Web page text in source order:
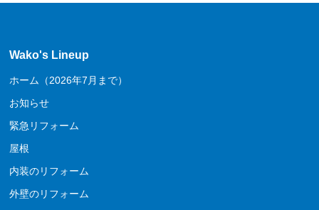
Wako's Lineup
ホーム（2026年7月まで）
お知らせ
緊急リフォーム
屋根
内装のリフォーム
外壁のリフォーム